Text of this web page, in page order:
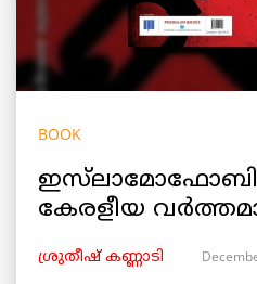
BOOK
കേരളീയ
ശ്രുതീഷ് കണ്ണാടി